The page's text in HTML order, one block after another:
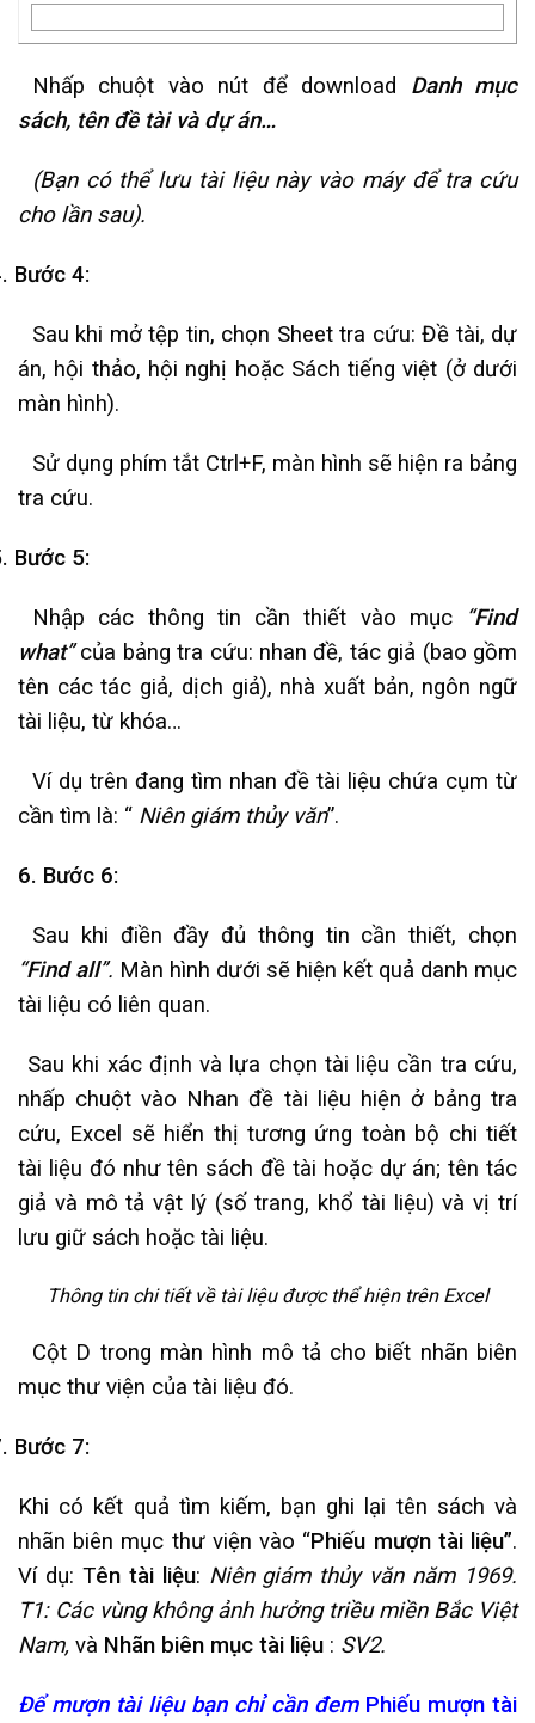
Nhấp chuột vào nút để download Danh mục
sách, tên đề tài và dự án…
(Bạn có thể lưu tài liệu này vào máy để tra cứu
cho lần sau).
Bước 4:
Sau khi mở tệp tin, chọn Sheet tra cứu: Đề tài, dự
án, hội thảo, hội nghị hoặc Sách tiếng việt (ở dưới
màn hình).
Sử dụng phím tắt Ctrl+F, màn hình sẽ hiện ra bảng
tra cứu.
Bước 5:
Nhập các thông tin cần thiết vào mục “Find
what”của bảng tra cứu: nhan đề, tác giả (bao gồm
tên các tác giả, dịch giả), nhà xuất bản, ngôn ngữ
tài liệu, từ khóa…
Ví dụ trên đang tìm nhan đề tài liệu chứa cụm từ
cần tìm là: “ Niên giám thủy văn”.
6. Bước 6:
Sau khi điền đầy đủ thông tin cần thiết, chọn
“Find all”. Màn hình dưới sẽ hiện kết quả danh mục
tài liệu có liên quan.
Sau khi xác định và lựa chọn tài liệu cần tra cứu,
nhấp chuột vào Nhan đề tài liệu hiện ở bảng tra
cứu, Excel sẽ hiển thị tương ứng toàn bộ chi tiết
tài liệu đó như tên sách đề tài hoặc dự án; tên tác
giả và mô tả vật lý (số trang, khổ tài liệu) và vị trí
lưu giữ sách hoặc tài liệu.
Thông tin chi tiết về tài liệu được thể hiện trên Excel
Cột D trong màn hình mô tả cho biết nhãn biên
mục thư viện của tài liệu đó.
Bước 7:
Khi có kết quả tìm kiếm, bạn ghi lại tên sách và
nhãn biên mục thư viện vào “Phiếu mượn tài liệu”.
Ví dụ: Tên tài liệu: Niên giám thủy văn năm 1969.
T1: Các vùng không ảnh hưởng triều miền Bắc Việt
Nam, và Nhãn biên mục tài liệu : SV2.
Để mượn tài liệu bạn chỉ cần đem Phiếu mượn tài